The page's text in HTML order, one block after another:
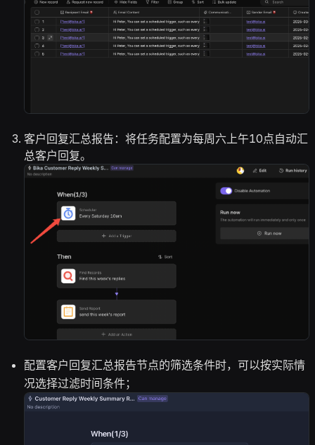
客户回复汇总报告：将任务配置为每周六上午10点自动汇
总客户回复。
配置客户回复汇总报告节点的筛选条件时，可以按实际情
况选择过滤时间条件；